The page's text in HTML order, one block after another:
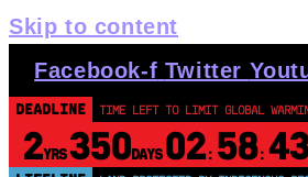
Skip to content
Facebook-f Twitter
DEADLINE TIME LEFT TO LIMIT GLOBAL
2YRS350DAYS 02: 58: 43